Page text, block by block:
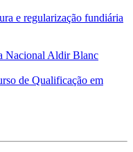
e regularização fundiária
Nacional Aldir Blanc
de Qualificação em